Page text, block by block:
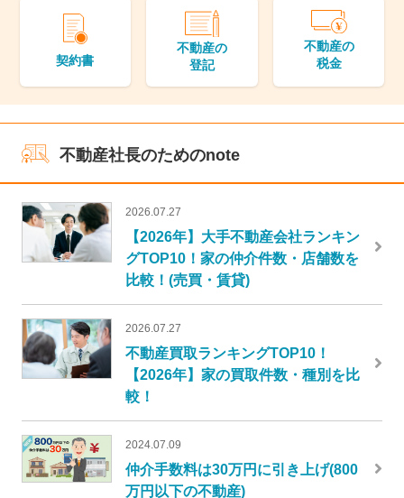
契約書
不動産の
登記
不動産の
税金
不動産社長のためのnote
2026.07.27
【2026年】大手不動産会社ランキン
グTOP10！家の仲介件数・店舗数を
比較！(売買・賃貸)
2026.07.27
不動産買取ランキングTOP10！
【2026年】家の買取件数・種別を比
較！
2024.07.09
仲介手数料は30万円に引き上げ(800
万円以下の不動産)